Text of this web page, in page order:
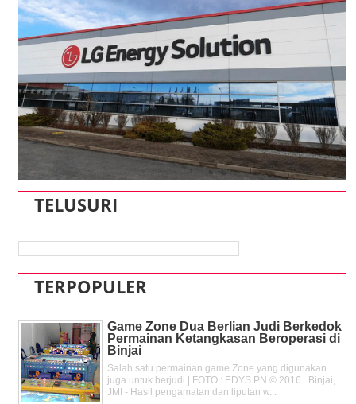
TELUSURI
TERPOPULER
Game Zone Dua Berlian Judi Berkedok
Permainan Ketangkasan Beroperasi di
Binjai
Salah satu permainan game Zone yang digunakan
juga untuk berjudi | FOTO : EDYS PN © 2016 Binjai,
JMI - Hasil pengamatan dan liputan w...